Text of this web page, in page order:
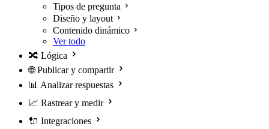
Tipos de pregunta
Diseño y layout
Contenido dinámico
Ver todo
🔀 Lógica
🌐 Publicar y compartir
📊 Analizar respuestas
📈 Rastrear y medir
🔌 Integraciones